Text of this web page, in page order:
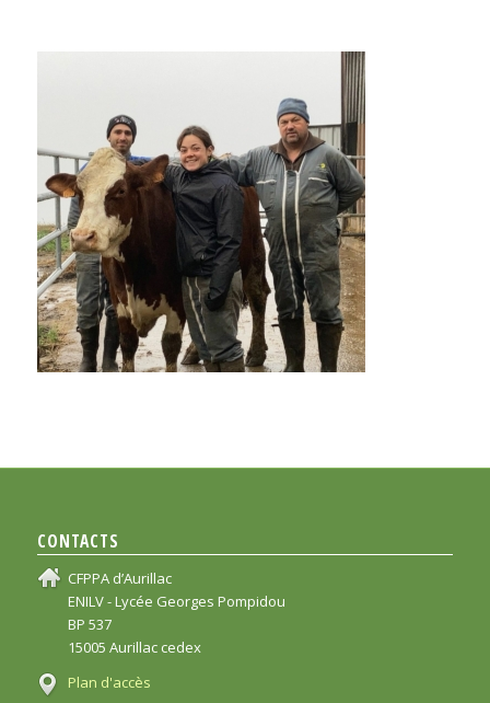
CONTACTS
CFPPA d’Aurillac
ENILV - Lycée Georges Pompidou
BP 537
15005 Aurillac cedex
Plan d'accès